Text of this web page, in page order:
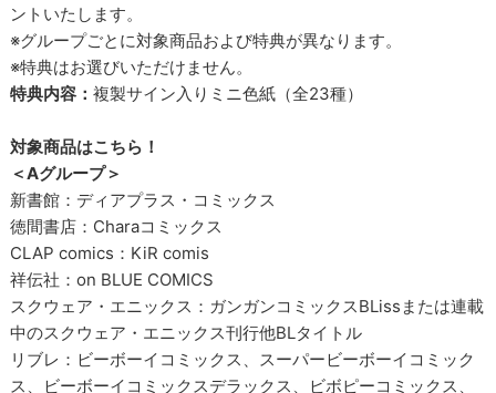
ントいたします。
※グループごとに対象商品および特典が異なります。
※特典はお選びいただけません。
特典内容：複製サイン入りミニ色紙（全23種）
対象商品はこちら！
＜Aグループ＞
新書館：ディアプラス・コミックス
徳間書店：Charaコミックス
CLAP comics：KiR comis
祥伝社：on BLUE COMICS
スクウェア・エニックス：ガンガンコミックスBLissまたは連載
中のスクウェア・エニックス刊行他BLタイトル
リブレ：ビーボーイコミックス、スーパービーボーイコミック
ス、ビーボーイコミックスデラックス、ビボピーコミックス、